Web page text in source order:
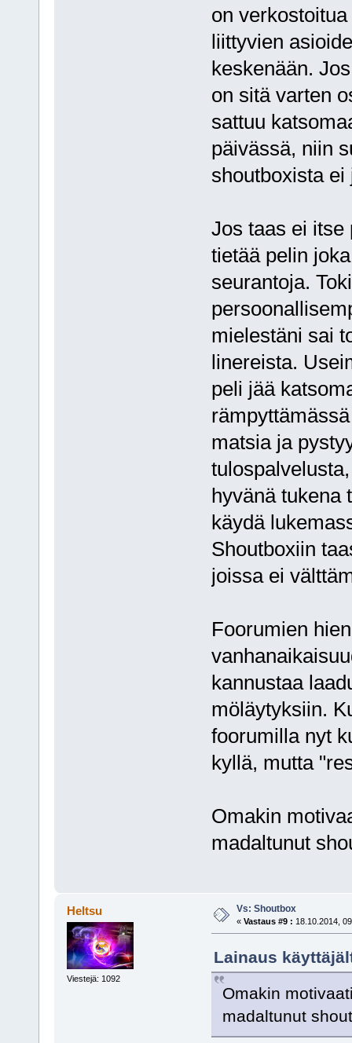
on
liittyvien
keskenään.
on sitä varten
sattuu
päivässä, niin
shoutboxista
Jos taas ei itse
tietää pelin
seurantoja.
mielestäni sai
linereista.
peli jää
matsia ja
hyvänä tukena
käydä
Shoutboxiin
joissa ei
Foorumien
kannustaa
möläytyksiin.
foorumilla nyt
kyllä, mutta
Omakin
madaltunut
Heltsu
Viestejä: 1092
Vs: Shoutbox
« Vastaus #9 : 18.10.2014,
Lainaus
Omakin
madaltunut